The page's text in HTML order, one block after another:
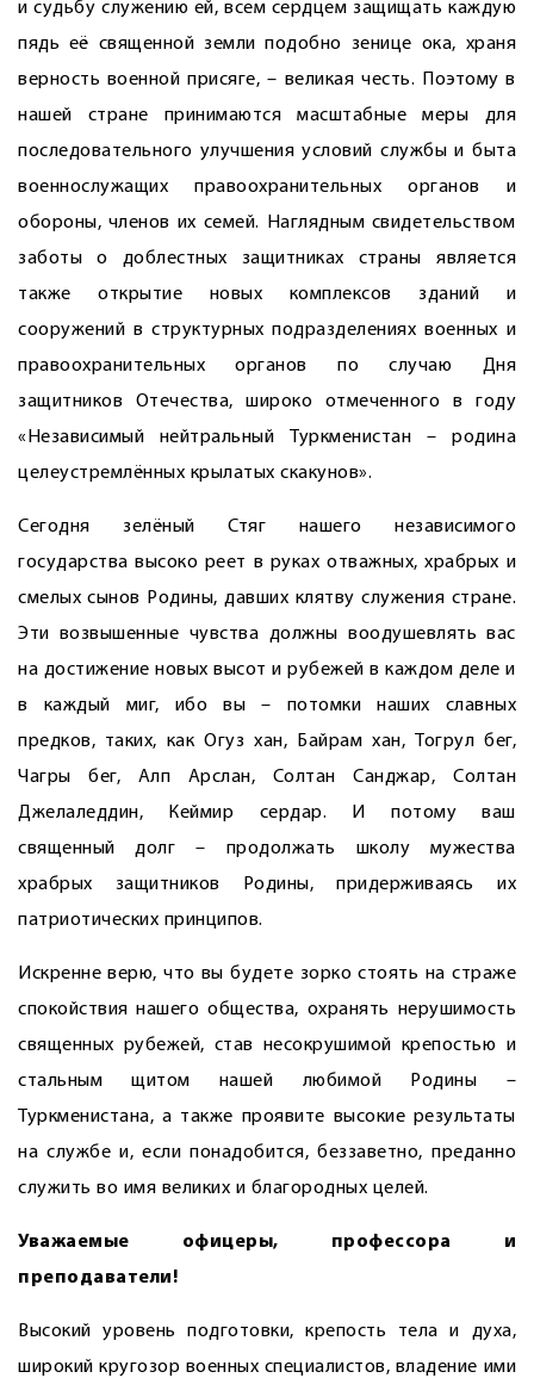
и судьбу служению ей, всем сердцем защищать каждую
пядь её священной земли подобно зенице ока, храня
верность военной присяге, – великая честь. Поэтому в
нашей стране принимаются масштабные меры для
последовательного улучшения условий службы и быта
военнослужащих правоохранительных органов и
обороны, членов их семей. Наглядным свидетельством
заботы о доблестных защитниках страны является
также открытие новых комплексов зданий и
сооружений в структурных подразделениях военных и
правоохранительных органов по случаю Дня
защитников Отечества, широко отмеченного в году
«Независимый нейтральный Туркменистан – родина
целеустремлённых крылатых скакунов».
Сегодня зелёный Стяг нашего ­независимого
государства высоко реет в руках отважных, храбрых и
смелых сынов Родины, давших клятву служения стране.
Эти возвышенные чувства должны воодушевлять вас
на достижение новых высот и рубежей в каждом деле и
в каждый миг, ибо вы – потомки наших славных
предков, таких, как Огуз хан, Байрам хан, Тогрул бег,
Чагры бег, Алп Арслан, Солтан Санджар, Солтан
Джелаледдин, Кеймир сердар. И потому ваш
священный долг – продолжать школу мужества
храбрых защитников Родины, придерживаясь их
патриотических принципов.
Искренне верю, что вы будете зорко стоять на страже
спокойствия нашего общества, охранять нерушимость
священных рубежей, став несокрушимой крепостью и
стальным щитом нашей любимой Родины –
Туркменистана, а также проявите высокие результаты
на службе и, если понадобится, беззаветно, преданно
служить во имя великих и благородных целей.
Уважаемые офицеры, профессора и
преподаватели!
Высокий уровень подготовки, крепость тела и духа,
широкий кругозор военных специалистов, владение ими